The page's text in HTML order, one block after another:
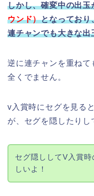
しかし、確変中の出玉
ウンド）となっており
連チャンでも大きな
逆に連チャンを重ねて
全くでません。
v入賞時にセグを見る
が、セグを隠したりし
セグ隠ししてV入賞
しいよ！